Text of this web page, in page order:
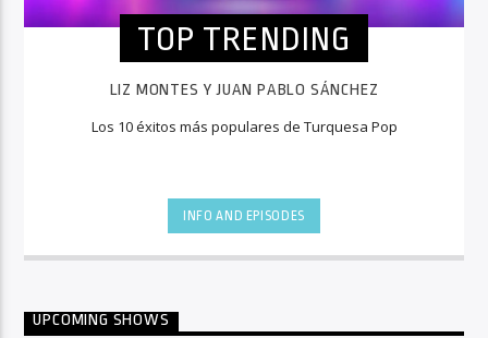
TOP TRENDING
LIZ MONTES Y JUAN PABLO SÁNCHEZ
Los 10 éxitos más populares de Turquesa Pop
INFO AND EPISODES
UPCOMING SHOWS